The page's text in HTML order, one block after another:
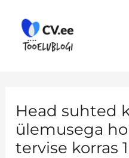
content
Head suhted
ülemusega
tervise korras 1